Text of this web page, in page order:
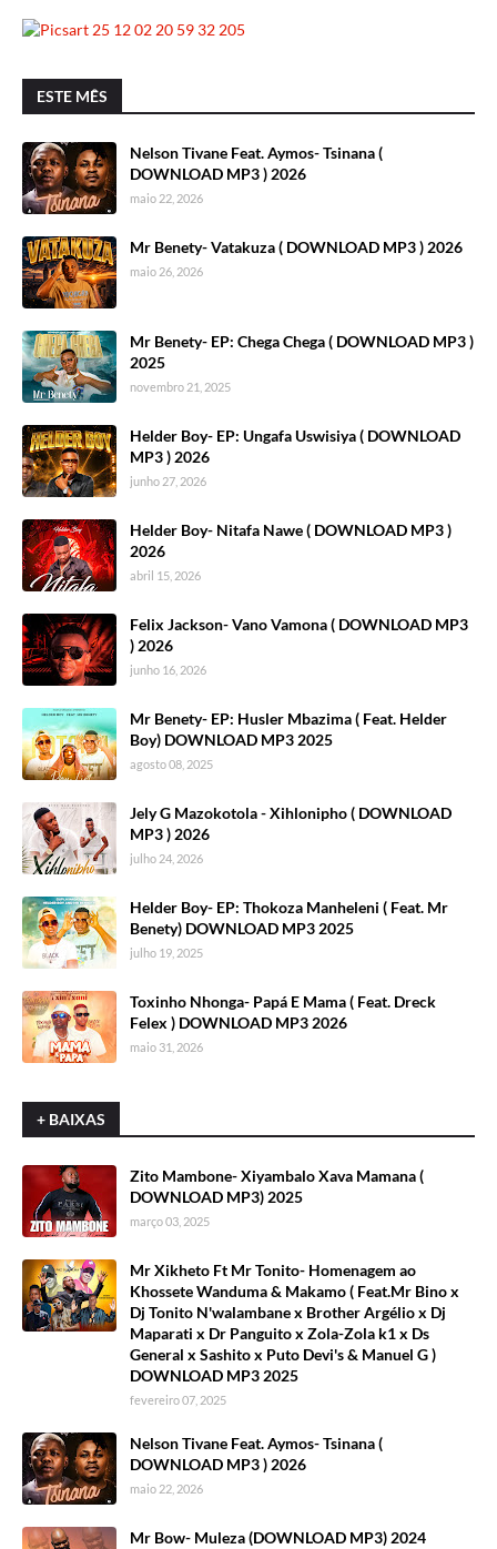
ESTE MÊS
Nelson Tivane Feat. Aymos- Tsinana (
DOWNLOAD MP3 ) 2026
maio 22, 2026
Mr Benety- Vatakuza ( DOWNLOAD MP3 ) 2026
maio 26, 2026
Mr Benety- EP: Chega Chega ( DOWNLOAD MP3 )
2025
novembro 21, 2025
Helder Boy- EP: Ungafa Uswisiya ( DOWNLOAD
MP3 ) 2026
junho 27, 2026
Helder Boy- Nitafa Nawe ( DOWNLOAD MP3 )
2026
abril 15, 2026
Felix Jackson- Vano Vamona ( DOWNLOAD MP3
) 2026
junho 16, 2026
Mr Benety- EP: Husler Mbazima ( Feat. Helder
Boy) DOWNLOAD MP3 2025
agosto 08, 2025
Jely G Mazokotola - Xihlonipho ( DOWNLOAD
MP3 ) 2026
julho 24, 2026
Helder Boy- EP: Thokoza Manheleni ( Feat. Mr
Benety) DOWNLOAD MP3 2025
julho 19, 2025
Toxinho Nhonga- Papá E Mama ( Feat. Dreck
Felex ) DOWNLOAD MP3 2026
maio 31, 2026
+ BAIXAS
Zito Mambone- Xiyambalo Xava Mamana (
DOWNLOAD MP3) 2025
março 03, 2025
Mr Xikheto Ft Mr Tonito- Homenagem ao
Khossete Wanduma & Makamo ( Feat.Mr Bino x
Dj Tonito N'walambane x Brother Argélio x Dj
Maparati x Dr Panguito x Zola-Zola k1 x Ds
General x Sashito x Puto Devi's & Manuel G )
DOWNLOAD MP3 2025
fevereiro 07, 2025
Nelson Tivane Feat. Aymos- Tsinana (
DOWNLOAD MP3 ) 2026
maio 22, 2026
Mr Bow- Muleza (DOWNLOAD MP3) 2024